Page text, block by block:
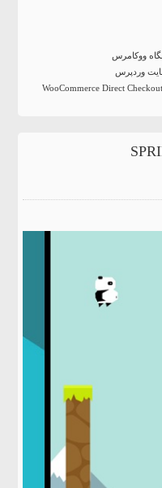
ووکامرس